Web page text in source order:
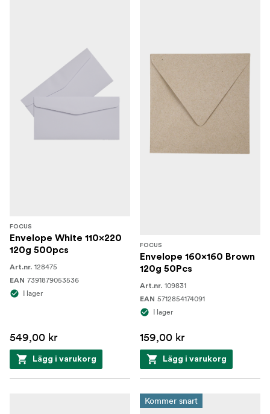
FOCUS
Envelope White 110x220
120g 500pcs
Art.nr. 128475
EAN 7391879053536
I lager
549,00 kr
Lägg i varukorg
FOCUS
Envelope 160x160 Brown
120g 50Pcs
Art.nr. 109831
EAN 5712854174091
I lager
159,00 kr
Lägg i varukorg
Kommer snart